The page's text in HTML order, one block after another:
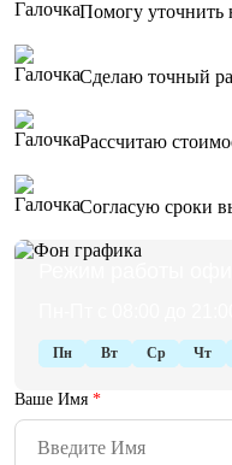
Ваше Имя *
Помогу уточнить
Сделаю точный
Рассчитаю
Согласую сроки
Пн Вт Ср Чт